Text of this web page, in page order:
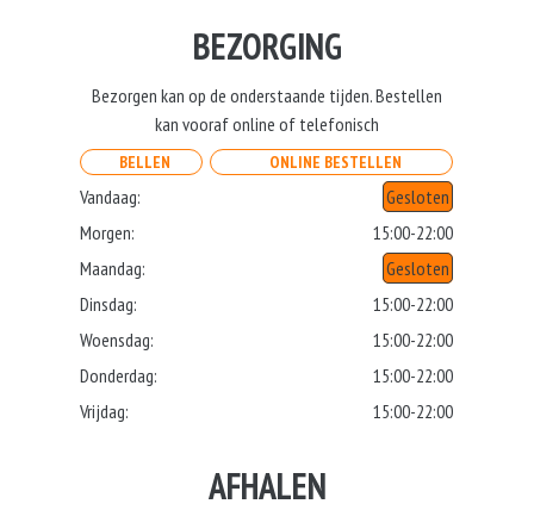
BEZORGING
Bezorgen kan op de onderstaande tijden. Bestellen
kan vooraf online of telefonisch
BELLEN ONLINE BESTELLEN
Vandaag:
Gesloten
Morgen:
15:00-22:00
Maandag:
Gesloten
Dinsdag:
15:00-22:00
Woensdag:
15:00-22:00
Donderdag:
15:00-22:00
Vrijdag:
15:00-22:00
AFHALEN